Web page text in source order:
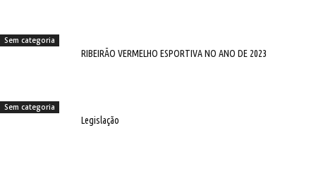
Sem categoria
RIBEIRÃO VERMELHO ESPORTIVA NO ANO DE 2023
Sem categoria
Legislação